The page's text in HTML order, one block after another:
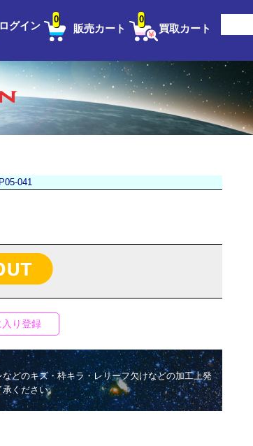
ログイン 販売カート
0
買取カート
0
041
入り登録
どのキズ・枠キラ・レリーフ欠けなどの加工上発
承ください。